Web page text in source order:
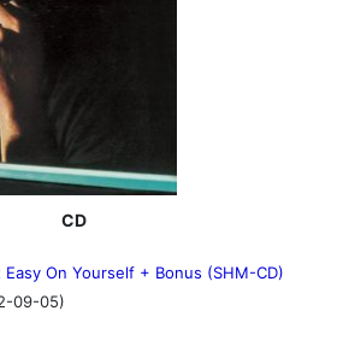
CD
On Yourself + Bonus (SHM-CD)
09-05)